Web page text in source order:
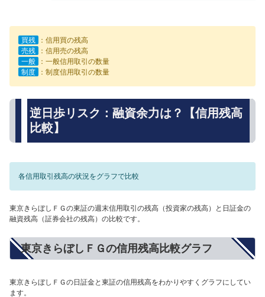
買残
：信用買の残高
売残
：信用売の残高
一般
：一般信用取引の数量
制度
：制度信用取引の数量
逆日歩リスク：融資余力は？【信用残高
比較】
各信用取引残高の状況をグラフで比較
東京きらぼしＦＧの東証の週末信用取引の残高（投資家の残高）と日証金の
融資残高（証券会社の残高）の比較です。
東京きらぼしＦＧの信用残高比較グラフ
東京きらぼしＦＧの日証金と東証の信用残高をわかりやすくグラフにしてい
ます。